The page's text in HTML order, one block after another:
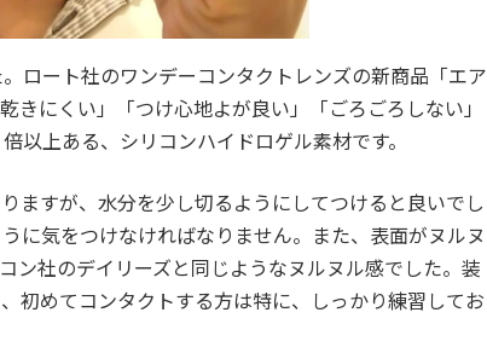
ロート社のワンデーコンタクトレンズの新商品「エア
きにくい」「つけ心地よが良い」「ごろごろしない」
以上ある、シリコンハイドロゲル素材です。
ますが、水分を少し切るようにしてつけると良いでし
に気をつけなければなりません。また、表面がヌルヌ
ン社のデイリーズと同じようなヌルヌル感でした。装
初めてコンタクトする方は特に、しっかり練習してお